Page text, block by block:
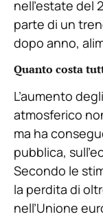
nell’estate del
parte di un
dopo anno,
Quanto costa
L’aumento
atmosferico
ma ha
pubblica,
Secondo le
la perdita di
nell’Unione